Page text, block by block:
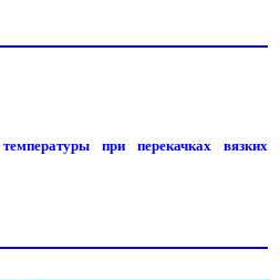
при перекачках вязких